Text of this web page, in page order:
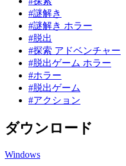
#謎解き
#謎解き ホラー
#脱出
#探索 アドベンチャー
#脱出ゲーム ホラー
#ホラー
#脱出ゲーム
#アクション
ダウンロード
Windows